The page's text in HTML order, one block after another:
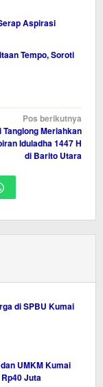
Aspirasi
Tempo, Soroti
Pos berikutnya
Tanglong Meriahkan
Iduladha 1447 H
di Barito Utara
di SPBU Kumai
UMKM Kumai
Juta